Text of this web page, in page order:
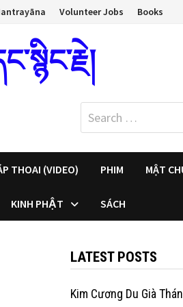
Volunteer Jobs Books
Search
for:
THOAI (VIDEO) PHIM MẬT
KINH PHẬT SÁCH
LATEST POSTS
Kim Cương Du Già